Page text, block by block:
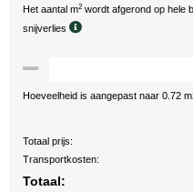
Het aantal m2 wordt afgerond op hele
snijverlies
Hoeveelheid is aangepast naar 0.72
Totaal prijs:
Transportkosten:
Totaal: